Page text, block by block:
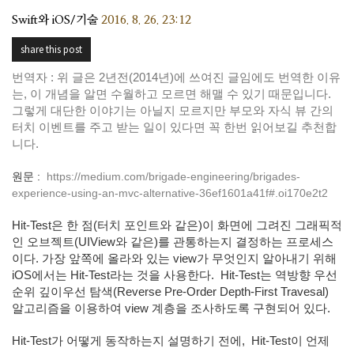
Swift와 iOS/기술 2016. 8. 26. 23:12
share this post
번역자 : 위 글은 2년전(2014년)에 쓰여진 글임에도 번역한 이유
는, 이 개념을 알면 수월하고 모르면 해맬 수 있기 때문입니다.
그렇게 대단한 이야기는 아닐지 모르지만 부모와 자식 뷰 간의
터치 이벤트를 주고 받는 일이 있다면 꼭 한번 읽어보길 추천합
니다.
원문 : https://medium.com/brigade-engineering/brigades-
experience-using-an-mvc-alternative-36ef1601a41f#.oi170e2t2
Hit-Test은 한 점(터치 포인트와 같은)이 화면에 그려진 그래픽적
인 오브젝트(UIView와 같은)를 관통하는지 결정하는 프로세스
이다. 가장 앞쪽에 올라와 있는 view가 무엇인지 알아내기 위해
iOS에서는 Hit-Test라는 것을 사용한다.
Hit-Test는 역방향 우선
순위 깊이우선 탐색(Reverse Pre-Order Depth-First Travesal)
알고리즘을 이용하여 view 계층을 조사하도록 구현되어 있다.
Hit-Test가 어떻게 동작하는지 설명하기 전에,
Hit-Test이 언제